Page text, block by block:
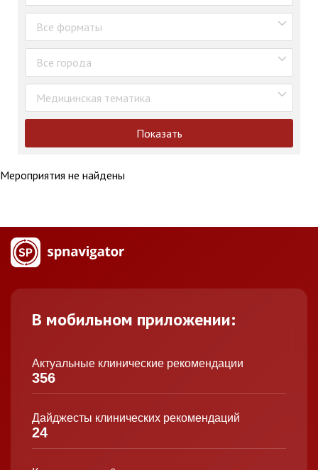
Все форматы
Все города
Медицинская тематика
Показать
Мероприятия не найдены
В мобильном приложении:
Актуальные клинические рекомендации
356
Дайджесты клинических рекомендаций
24